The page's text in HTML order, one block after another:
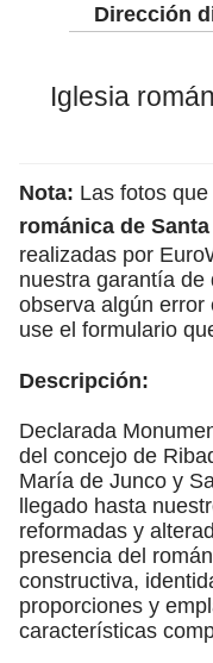
Dirección
Iglesia
Nota: Las fotos
románica de
realizadas por
nuestra garantía de
observa algún error
use el formulario
Descripción:
Declarada
del concejo de
María de Junco y
llegado hasta
reformadas y
presencia del
constructiva,
proporciones y
características